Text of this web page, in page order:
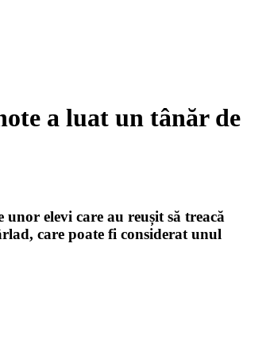
a luat un tânăr de
elevi care au reușit să treacă
care poate fi considerat unul